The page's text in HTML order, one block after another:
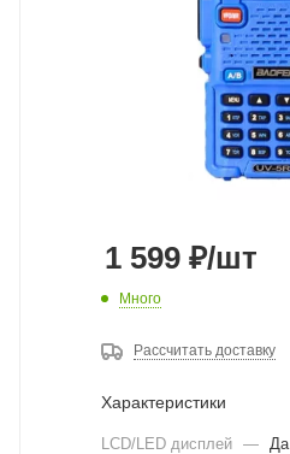
1 599 ₽/шт
Много
Рассчитать доставку
Характеристики
LCD/LED дисплей —
Да